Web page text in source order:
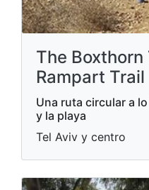
The
Rampart Trail
Una ruta circular a
y la playa
Tel Aviv y centro